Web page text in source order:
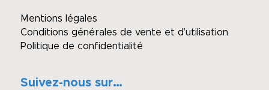
Mentions légales
Conditions générales de vente et d’utilisation
Politique de confidentialité
Suivez-nous sur…